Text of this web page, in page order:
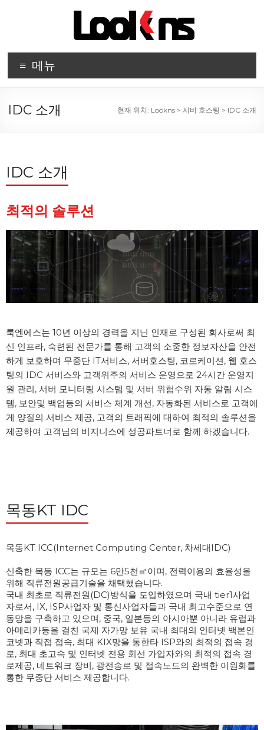
메뉴
IDC 소개 현재 위치: Lookns> 서버 호스팅 > IDC 소개
IDC 소개
최적의 솔루션
룩엔에스는 10년 이상의 경력을 지닌 인재로 구성된 회사로써 최
신 인프라, 숙련된 전문가를 통해 고객의 소중한 정보자산을 안전
하게 보호하며 무중단 IT서비스, 서버호스팅, 코로케이션, 웹 호스
팅의 IDC 서비스와 고객위주의 서비스 운영으로 24시간 운영지
원 관리, 서버 모니터링 시스템 및 서버 위험수위 자동 알림 시스
템, 보안및 백업등의 서비스 체계 개선, 자동화된 서비스로 고객에
게 양질의 서비스 제공, 고객의 트래픽에 대하여 최적의 솔루션을
제공하여 고객님의 비지니스에 성공파트너로 함께 하겠습니다.
목동KT IDC
목동KT ICC(Internet Computing Center, 차세대IDC)
신축한 목동 ICC는 규모는 6만5천㎡이며, 전력이용의 효율성을
위해 직류전원공급기술을 채택했습니다.
국내 최초로 직류전원(DC)방식을 도입하였으며 국내 tier1사업
자로서, IX, ISP사업자 및 통신사업자들과 국내 최고수준으로 연
동망을 구축하고 있으며, 중국, 일본등의 아시아뿐 아니라 유럽과
아메리카등을 걸친 국제 자가망 보유 국내 최대의 인터넷 백본인
코넷과 직접 접속, 최대 KIX망을 통한타 ISP와의 최적의 접속 경
로, 최대 초고속 및 인터넷 전용 회선 가입자와의 최적의 접속 경
로제공, 네트워크 장비, 광전송로 및 접속노드의 완벽한 이원화를
통한 무중단 서비스 제공합니다.